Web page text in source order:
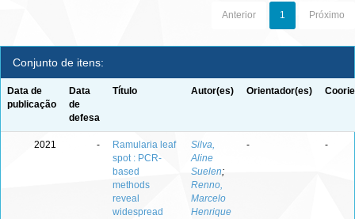
Anterior 1 Próximo
Conjunto de itens:
Data de
publicação
Data
de
defesa
Título Autor(es) Orientador(es)
2021 -
Ramularia leaf
spot : PCR-
based
methods
reveal
widespread
Silva,
Aline
Suelen;
Renno,
Marcelo
Henrique
- -